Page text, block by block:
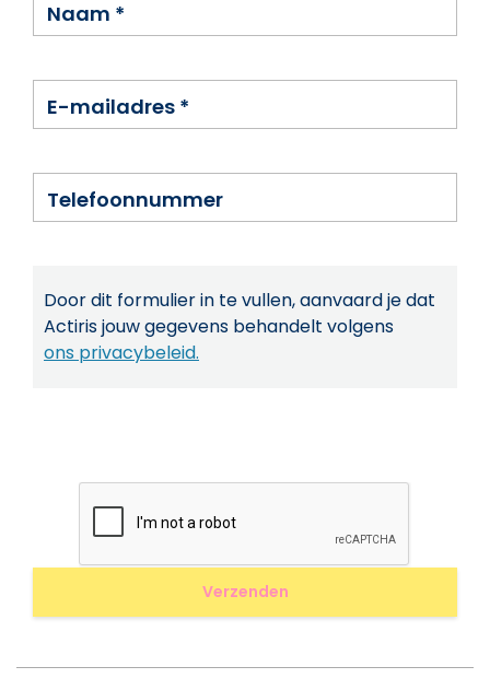
Naam *
E-mailadres *
Telefoonnummer
Door dit formulier in te vullen, aanvaard je dat
Actiris jouw gegevens behandelt volgens
ons privacybeleid.